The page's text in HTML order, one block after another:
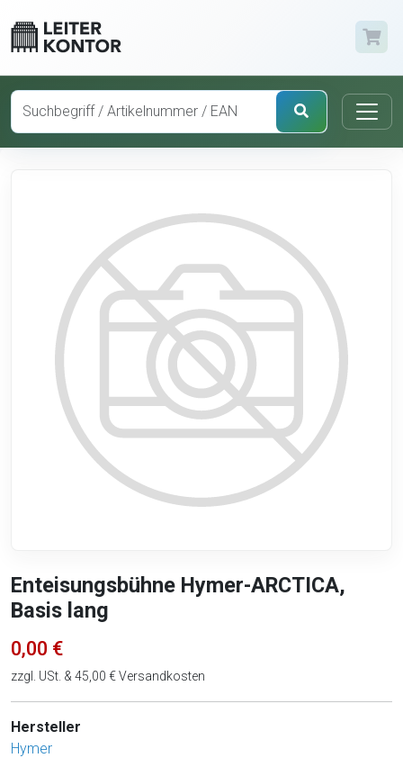
Enteisungsbühne Hymer-ARCTICA,
Basis lang
0,00 €
zzgl. USt. & 45,00 € Versandkosten
Hersteller
Hymer